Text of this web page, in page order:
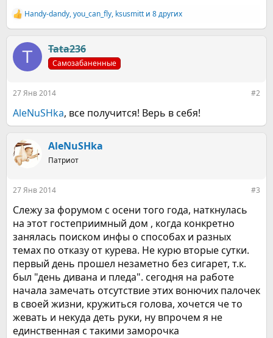
Р
е
к
ц
и
Handy-dandy,you_can_fly, ksusmitt и 8 других
T Tata236
Самозабаненные
27 Янв 2014 #2
AleNuSHka, все получится! Верь в себя!
AleNuSHka
Патриот
27 Янв 2014 #3
Слежу за форумом с осени того года, наткнулась
на этот гостеприимный дом , когда конкретно
занялась поиском инфы о способах и разных
темах по отказу от курева. Не курю вторые сутки.
первый день прошел незаметно без сигарет, т.к.
был "день дивана и пледа". сегодня на работе
начала замечать отсутствие этих вонючих палочек
в своей жизни, кружиться голова, хочется че то
жевать и некуда деть руки, ну впрочем я не
единственная с такими заморочка